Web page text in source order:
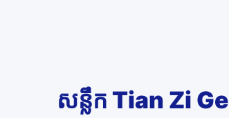
សន្លឹក Tian Zi Ge